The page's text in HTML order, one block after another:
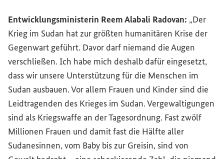
Entwicklungsministerin Reem Alabali Radovan: „Der
Krieg im Sudan hat zur größten humanitären Krise der
Gegenwart geführt. Davor darf niemand die Augen
verschließen. Ich habe mich deshalb dafür eingesetzt,
dass wir unsere Unterstützung für die Menschen im
Sudan ausbauen. Vor allem Frauen und Kinder sind die
Leidtragenden des Krieges im Sudan. Vergewaltigungen
sind als Kriegswaffe an der Tagesordnung. Fast zwölf
Millionen Frauen und damit fast die Hälfte aller
Sudanesinnen, vom Baby bis zur Greisin, sind von